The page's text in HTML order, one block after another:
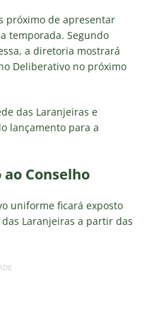
próximo de apresentar
temporada. Segundo
a diretoria mostrará
Deliberativo no próximo
das Laranjeiras e
lançamento para a
Conselho
uniforme ficará exposto
Laranjeiras a partir das